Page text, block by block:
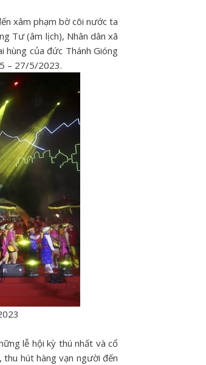
xâm phạm bờ cõi nước ta
Tư (âm lịch), Nhân dân xã
hùng của đức Thánh Gióng
– 27/5/2023.
lễ hội kỳ thú nhất và cổ
thu hút hàng vạn người đến